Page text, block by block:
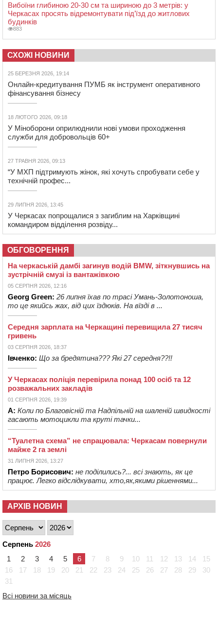
Вибоїни глибиною 20-30 см та шириною до 3 метрів: у
Черкасах просять відремонтувати під’їзд до житлових
будинків
883
СХОЖІ НОВИНИ
25 БЕРЕЗНЯ 2026, 19:14
Онлайн-кредитування ПУМБ як інструмент оперативного
фінансування бізнесу
18 ЛЮТОГО 2026, 09:18
У Міноборони оприлюднили нові умови проходження
служби для добровольців 60+
27 ТРАВНЯ 2026, 09:13
“У МХП підтримують жінок, які хочуть спробувати себе у
технічній профес...
29 ЛИПНЯ 2026, 13:45
У Черкасах попрощалися з загиблим на Харківщині
командиром відділення розвіду...
ОБГОВОРЕННЯ
На черкаській дамбі загинув водій BMW, зіткнувшись на
зустрічній смузі із вантажівкою
05 СЕРПНЯ 2026, 12:16
Georg Green: 26 липня їхав по трасі Умань-Золотоноша,
то це якийсь жах, від цих їздюків. На вїзді в ...
Середня зарплата на Черкащині перевищила 27 тисяч
гривень
03 СЕРПНЯ 2026, 18:37
Івченко: Що за бредятина??? Які 27 середня??!!
У Черкасах поліція перевірила понад 100 осіб та 12
розважальних закладів
01 СЕРПНЯ 2026, 19:39
А: Коли по Благовісній та Надпільній на шаленій швидкості
гасають мотоцикли та круті тачки...
“Туалетна схема” не спрацювала: Черкасам повернули
майже 2 га землі
31 ЛИПНЯ 2026, 13:27
Петро Борисович: не поділились?... всі знають, як це
працює. Легко відслідкувати, хто,як,якими рішеннями...
АРХІВ НОВИН
Серпень 2026
1
2 3 4 5 6 7 8 9 10 11 12 13 14
15
16
17 18 19 20 21 22 23 24 25 26 27 28 29
30
31
Всі новини за місяць